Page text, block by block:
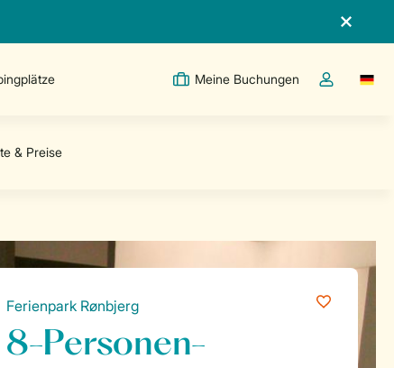
Meine Buchungen
Dropdown-
Ferienpark Rønbjerg
8-Personen-